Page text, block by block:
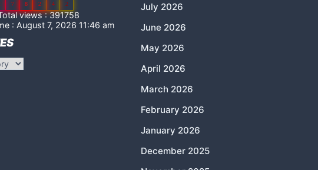
7 8 2 4 2
views : 391758
: August 7, 2026 11:46 am
July 2026
June 2026
May 2026
April 2026
March 2026
February 2026
January 2026
December 2025